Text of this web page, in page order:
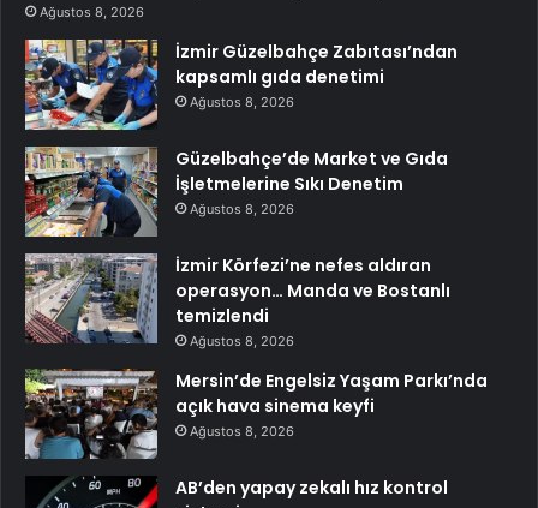
Ağustos 8, 2026
İzmir Güzelbahçe Zabıtası’ndan
kapsamlı gıda denetimi
Ağustos 8, 2026
Güzelbahçe’de Market ve Gıda
İşletmelerine Sıkı Denetim
Ağustos 8, 2026
İzmir Körfezi’ne nefes aldıran
operasyon… Manda ve Bostanlı
temizlendi
Ağustos 8, 2026
Mersin’de Engelsiz Yaşam Parkı’nda
açık hava sinema keyfi
Ağustos 8, 2026
AB’den yapay zekalı hız kontrol